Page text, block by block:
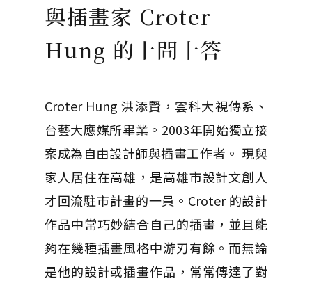
與插畫家 Croter
Hung 的十問十答
Croter Hung 洪添賢，雲科大視傳系、
台藝大應媒所畢業。2003年開始獨立接
案成為自由設計師與插畫工作者。 現與
家人居住在高雄，是高雄市設計文創人
才回流駐市計畫的一員。Croter 的設計
作品中常巧妙結合自己的插畫，並且能
夠在幾種插畫風格中游刃有餘。而無論
是他的設計或插畫作品，常常傳達了對